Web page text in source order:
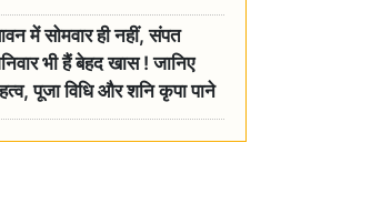
था कनेक्शन?
में सोमवार ही नहीं, संपत
भी हैं बेहद खास ! जानिए
पूजा विधि और शनि कृपा पाने
आसान उपाय